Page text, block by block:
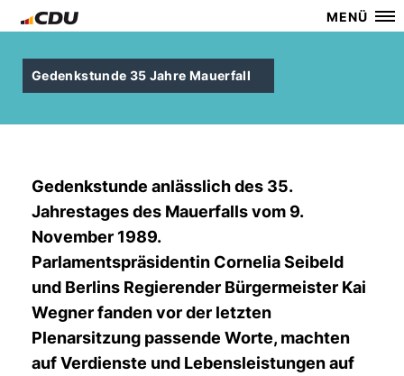
MENÜ
Gedenkstunde 35 Jahre Mauerfall
Gedenkstunde anlässlich des 35.
Jahrestages des Mauerfalls vom 9.
November 1989.
Parlamentspräsidentin Cornelia Seibeld
und Berlins Regierender Bürgermeister Kai
Wegner fanden vor der letzten
Plenarsitzung passende Worte, machten
auf Verdienste und Lebensleistungen auf